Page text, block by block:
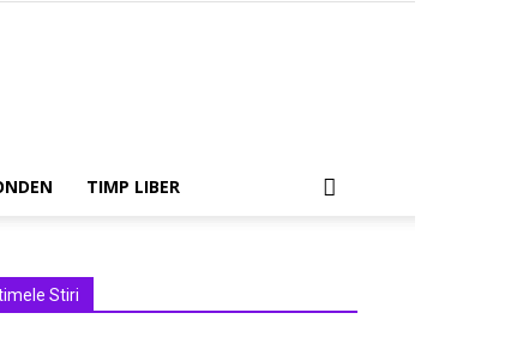
TIMP LIBER
Stiri